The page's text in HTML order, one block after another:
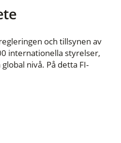
och tillsynen av
internationella styrelser,
nivå. På detta FI-